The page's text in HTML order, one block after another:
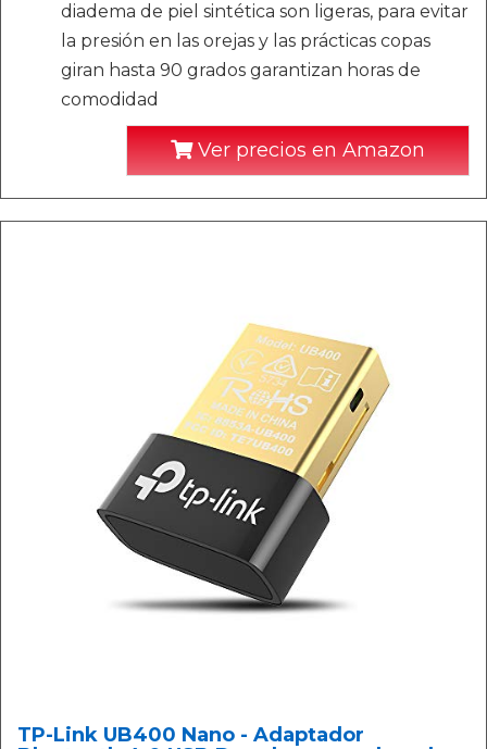
diadema de piel sintética son ligeras, para evitar
la presión en las orejas y las prácticas copas
giran hasta 90 grados garantizan horas de
comodidad
Ver precios en Amazon
TP-Link UB400 Nano - Adaptador